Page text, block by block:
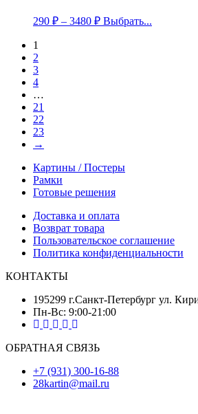
290 ₽ – 3480 ₽ Выбрать...
1
2
3
4
…
21
22
23
→
Картины / Постеры
Рамки
Готовые решения
Доставка и оплата
Возврат товара
Пользовательское соглашение
Политика конфиденциальности
КОНТАКТЫ
195299
Пн-Вс: 9:00-21:00
ОБРАТНАЯ СВЯЗЬ
+7 (931) 300-16-88
28kartin@mail.ru